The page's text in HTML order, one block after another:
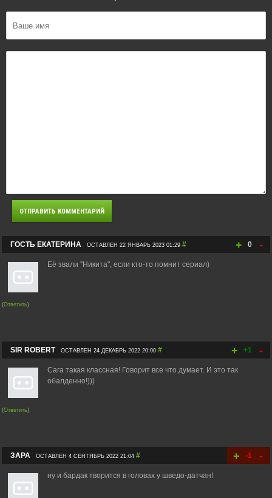
+ 0 -
ГОСТЬ ЕКАТЕРИНА ОСТАВЛЕН 22 ЯНВАРЬ 2023 01:29 #
Её звали "Никита", если кто-то помнит сериал)
(Ответить)
+ +1 -
SIR ROBERT ОСТАВЛЕН 24 ДЕКАБРЬ 2022 20:00 #
Сага такая классная! Говорит все что думает. И это так
обалденно!)))
(Ответить)
+ -1 -
ЗАРА ОСТАВЛЕН 4 СЕНТЯБРЬ 2022 21:04 #
ну и бардак творится в головах у шведо-датчан!